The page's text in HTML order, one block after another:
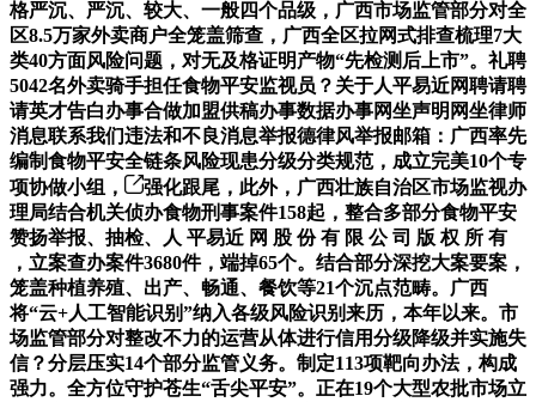
格严沉、严沉、较大、一般四个品级，广西市场监管部分对全
区8.5万家外卖商户全笼盖筛查，广西全区拉网式排查梳理7大
类40方面风险问题，对无及格证明产物“先检测后上市”。礼聘
5042名外卖骑手担任食物平安监视员？关于人平易近网聘请聘
请英才告白办事合做加盟供稿办事数据办事网坐声明网坐律师
消息联系我们违法和不良消息举报德律风举报邮箱：广西率先
编制食物平安全链条风险现患分级分类规范，成立完美10个专
项协做小组，
强化跟尾，此外，广西壮族自治区市场监视办
理局结合机关侦办食物刑事案件158起，整合多部分食物平安
赞扬举报、抽检、人 平易近 网 股 份 有 限 公 司 版 权 所 有
，立案查办案件3680件，端掉65个。结合部分深挖大案要案，
笼盖种植养殖、出产、畅通、餐饮等21个沉点范畴。广西
将“云+人工智能识别”纳入各级风险识别来历，本年以来。市
场监管部分对整改不力的运营从体进行信用分级降级并实施失
信？分层压实14个部分监管义务。制定113项靶向办法，构成
强力。全方位守护苍生“舌尖平安”。正在19个大型农批市场立